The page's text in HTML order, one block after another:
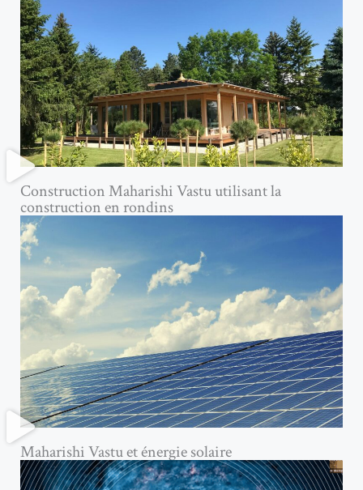
Construction Maharishi Vastu utilisant la
construction en rondins
Maharishi Vastu et énergie solaire